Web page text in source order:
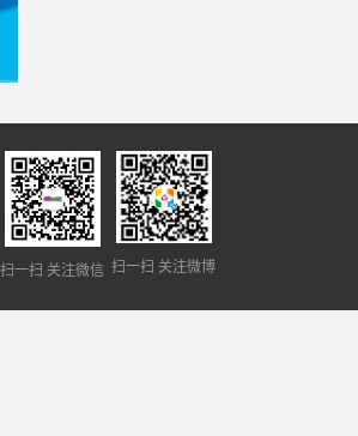
扫一扫 关注微信 扫一扫 关注微博